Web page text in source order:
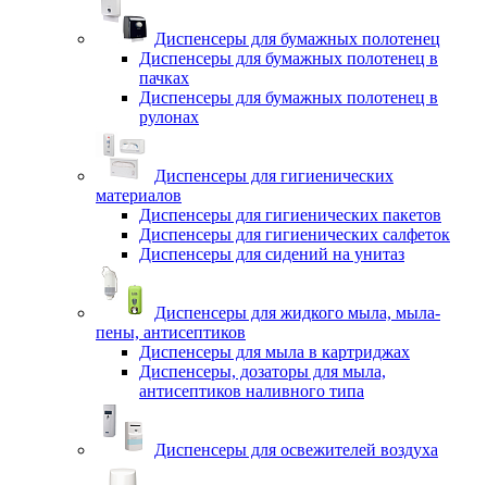
Диспенсеры для бумажных полотенец
Диспенсеры для бумажных полотенец в
пачках
Диспенсеры для бумажных полотенец в
рулонах
Диспенсеры для гигиенических
материалов
Диспенсеры для гигиенических пакетов
Диспенсеры для гигиенических салфеток
Диспенсеры для сидений на унитаз
Диспенсеры для жидкого мыла, мыла-
пены, антисептиков
Диспенсеры для мыла в картриджах
Диспенсеры, дозаторы для мыла,
антисептиков наливного типа
Диспенсеры для освежителей воздуха